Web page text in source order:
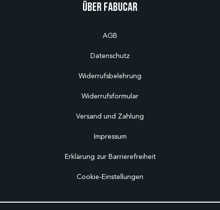
Über Fabucar
AGB
Datenschutz
Widerrufsbelehrung
Widerrufsformular
Versand und Zahlung
Impressum
Erklärung zur Barrierefreiheit
Cookie-Einstellungen